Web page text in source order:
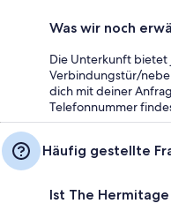
Was wir noch
Die Unterkunft bietet
Verbindungstür/
dich mit deiner
Telefonnummer
Häufig gestellte
Ist The